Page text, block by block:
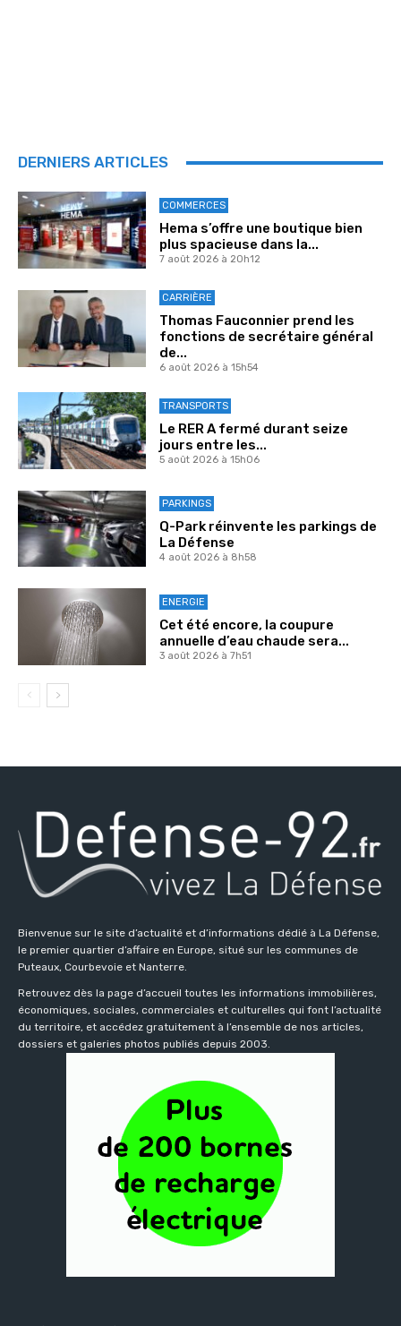
DERNIERS ARTICLES
COMMERCES
Hema s’offre une boutique bien
plus spacieuse dans la...
7 août 2026 à 20h12
CARRIÈRE
Thomas Fauconnier prend les
fonctions de secrétaire général
de...
6 août 2026 à 15h54
TRANSPORTS
Le RER A fermé durant seize
jours entre les...
5 août 2026 à 15h06
PARKINGS
Q-Park réinvente les parkings de
La Défense
4 août 2026 à 8h58
ENERGIE
Cet été encore, la coupure
annuelle d’eau chaude sera...
3 août 2026 à 7h51
Bienvenue sur le site d’actualité et d’informations dédié à La Défense,
le premier quartier d’affaire en Europe, situé sur les communes de
Puteaux, Courbevoie et Nanterre.
Retrouvez dès la page d’accueil toutes les informations immobilières,
économiques, sociales, commerciales et culturelles qui font l’actualité
du territoire, et accédez gratuitement à l’ensemble de nos articles,
dossiers et galeries photos publiés depuis 2003.